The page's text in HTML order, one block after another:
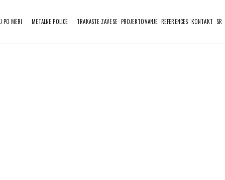
PO MERI METALNE POLICE TRAKASTE ZAVESE PROJEKTOVANJE REFERENCES KONTAKT SR